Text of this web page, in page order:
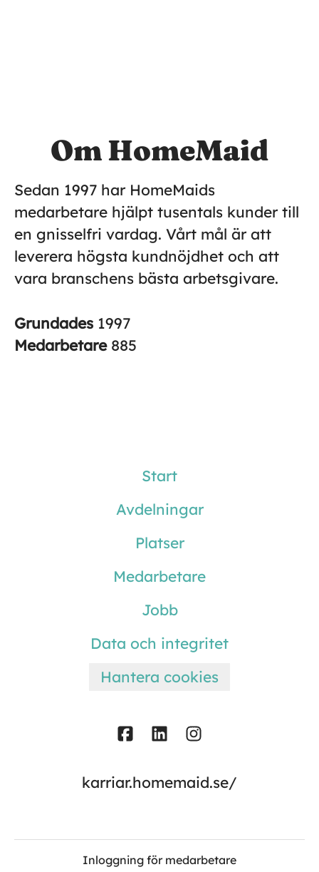
Om HomeMaid
Sedan 1997 har HomeMaids
medarbetare hjälpt tusentals kunder till
en gnisselfri vardag. Vårt mål är att
leverera högsta kundnöjdhet och att
vara branschens bästa arbetsgivare.
Grundades 1997
Medarbetare 885
Start
Avdelningar
Platser
Medarbetare
Jobb
Data och integritet
Hantera cookies
karriar.homemaid.se/
Inloggning för medarbetare